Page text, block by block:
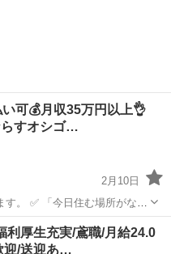
い可💰月収35万円以上👌
らすオシゴ…
2月10日
所がな
、明日日払いが欲しい」 ✅
利厚生充実/鳶職/月給24.0
迎/送迎あ…